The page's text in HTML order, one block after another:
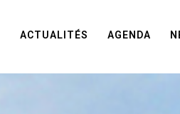
ACTUALITÉS AGENDA